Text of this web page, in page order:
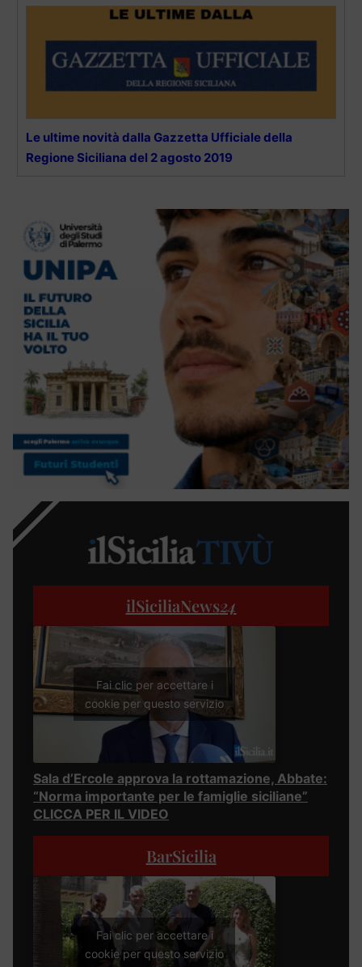
Le ultime novità dalla Gazzetta Ufficiale della
Regione Siciliana del 2 agosto 2019
ilSiciliaNews24
Fai clic per accettare i
cookie per questo servizio
Sala d’Ercole approva la rottamazione, Abbate:
“Norma importante per le famiglie siciliane”
CLICCA PER IL VIDEO
BarSicilia
Fai clic per accettare i
cookie per questo servizio